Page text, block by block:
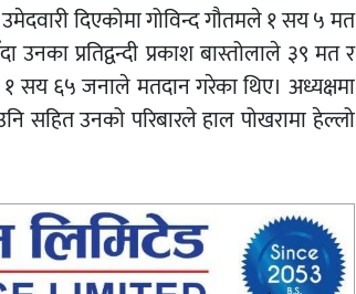
दिएकोमा गोविन्द गौतमले १ सय ५ मत
उनका प्रतिद्वन्दी प्रकाश बास्तोलाले ३९ मत र
१ सय ६५ जनाले मतदान गरेका थिए। अध्यक्षमा
सहित उनको परिबारले हाल पोखरामा हेल्लो